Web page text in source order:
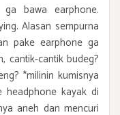
bawa earphone.
Alasan sempurna
pake earphone ga
cantik-cantik budeg?
*milinin kumisnya
headphone kayak di
aneh dan mencuri